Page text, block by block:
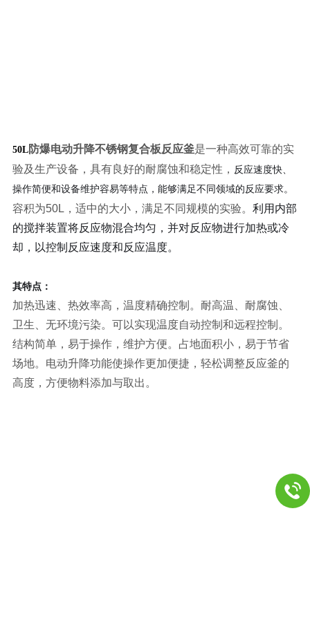
50L防爆电动升降不锈钢复合板反应釜是一种高效可靠的实
验及生产设备，具有良好的耐腐蚀和稳定性， 反应速度快、
操作简便和设备维护容易等特点，能够满足不同领域的反应要求。
容积为50L，适中的大小，满足不同规模的实验。 利用内部
的搅拌装置将反应物混合均匀，并对反应物进行加热或冷
却，以控制反应速度和反应温度。
其特点：
加热迅速、热效率高，温度精确控制。 耐高温、耐腐蚀、
卫生、无环境污染。可以实现温度自动控制和远程控制。
结构简单，易于操作，维护方便。占地面积小，易于节省
场地。电动升降功能使操作更加便捷，轻松调整反应釜的
高度，方便物料添加与取出。